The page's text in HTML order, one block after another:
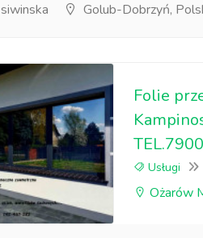
siwinska Golub-Dobrzyń,
Folie
Usługi
Ożarów